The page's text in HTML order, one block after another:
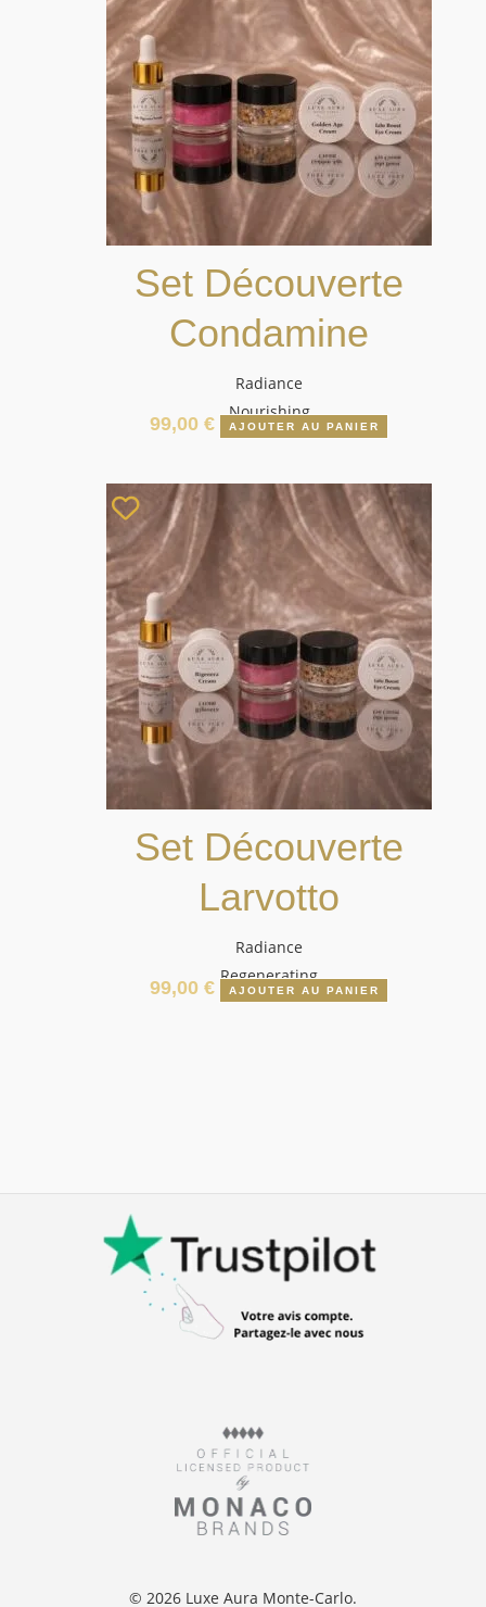
Set Découverte
Condamine
Radiance
Nourishing
99,00 € AJOUTER AU PANIER
Set Découverte
Larvotto
Radiance
Regenerating
99,00 € AJOUTER AU PANIER
© 2026 Luxe Aura Monte-Carlo.